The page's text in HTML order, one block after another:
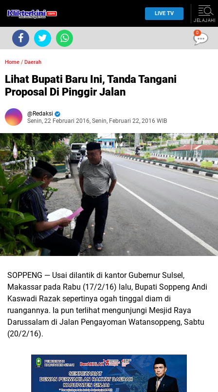
LIVE TV
JELAJAHI
Home / Daerah
Lihat Bupati Baru Ini, Tanda Tangani
Proposal Di Pinggir Jalan
Redaksi
Senin, 22 Februari 2016, Senin, Februari 22, 2016 WIB
SOPPENG — Usai dilantik di kantor Gubernur Sulsel,
Makassar pada Rabu (17/2/16) lalu, Bupati Soppeng Andi
Kaswadi Razak sepertinya ogah tinggal diam di
ruangannya. Ia pun terlihat mengunjungi Mesjid Raya
Darussalam di Jalan Pengayoman Watansoppeng, Sabtu
(20/2/16).
0